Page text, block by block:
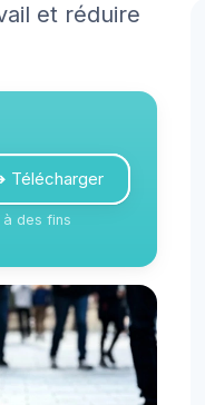
et réduire
Télécharger
à des fins